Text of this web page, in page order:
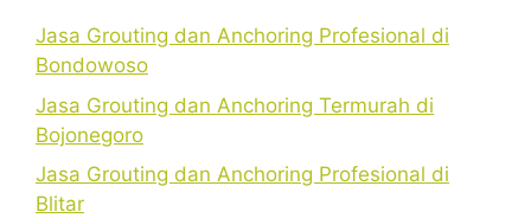
Jasa Grouting dan Anchoring Profesional di
Bondowoso
Jasa Grouting dan Anchoring Termurah di
Bojonegoro
Jasa Grouting dan Anchoring Profesional di
Blitar